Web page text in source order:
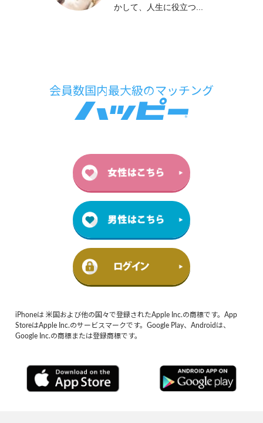
かして、人生に役立つ...
iPhoneは 米国および他の国々で登録されたApple Inc.の商標です。App
StoreはApple Inc.のサービスマークです。Google Play、Androidは、
Google Inc.の商標または登録商標です。